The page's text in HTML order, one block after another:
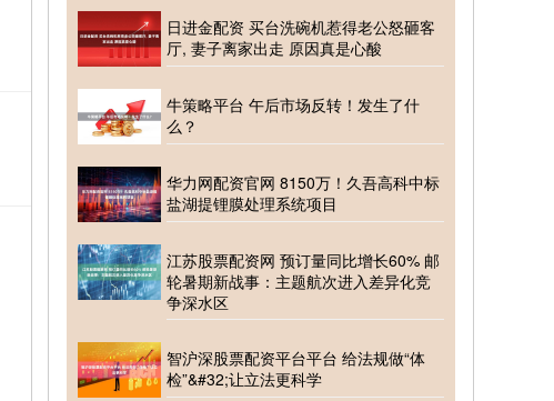
日进金配资 买台洗碗机惹得老公怒砸客
厅, 妻子离家出走 原因真是心酸
牛策略平台 午后市场反转！发生了什
么？
华力网配资官网 8150万！久吾高科中标
盐湖提锂膜处理系统项目
江苏股票配资网 预订量同比增长60% 邮
轮暑期新战事：主题航次进入差异化竞
争深水区
智沪深股票配资平台平台 给法规做“体
检”&#32;让立法更科学